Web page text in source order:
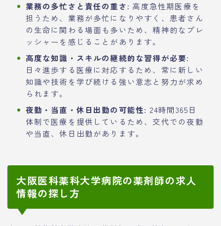
業務の多忙さと責任の重さ: 高度急性期医療を
担うため、業務が多忙になりやすく、患者さん
の生命に関わる場面も多いため、精神的なプレ
ッシャーを感じることがあります。
高度な知識・スキルの継続的な習得が必要:
日々進歩する医療に対応するため、常に新しい
知識や技術を学び続ける強い意志と努力が求め
られます。
夜勤・当直・休日出勤の可能性: 24時間365日
体制で医療を提供しているため、交代での夜勤
や当直、休日出勤があります。
大阪医科薬科大学病院の薬剤師の求人
情報の探し方